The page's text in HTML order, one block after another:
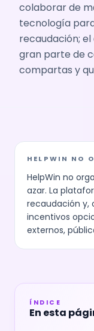
colaborar de
tecnología
recaudación;
gran parte de
compartas y
HELPWIN NO
HelpWin no
azar. La
recaudación y,
incentivos
externos,
ÍNDICE
En esta